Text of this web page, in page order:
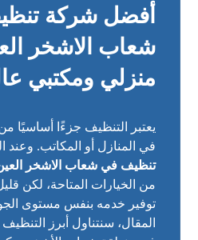
أفضل شركة
شعاب الاشخر
منزلي ومكتبي
يعتبر التنظيف جزءًا أساسيًا من
في المنازل أو المكاتب.
تنظيف في شعاب الاشخر
من الخيارات المتاحة، لكن
توفير خدمه بنفس مستوى
المقال، سنتناول أبرز